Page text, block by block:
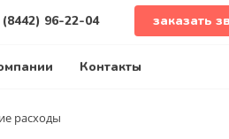
(8442) 96-22-04 заказать
Контакты
расходы